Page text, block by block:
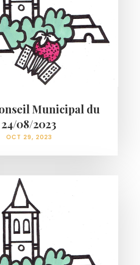
Municipal du
24/08/2023
OCT 29, 2023